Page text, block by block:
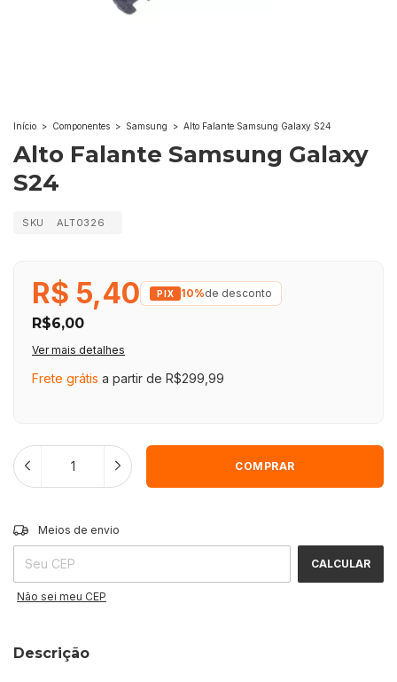
Início > Componentes > Samsung > Alto Falante Samsung Galaxy S24
Alto Falante Samsung Galaxy
S24
SKU ALT0326
R$ 5,40 10%de desconto
R$6,00
Ver mais detalhes
Frete grátis a partir de R$299,99
Entregas para o CEP:
Meios de envio
CALCULAR
Não sei meu CEP
Descrição